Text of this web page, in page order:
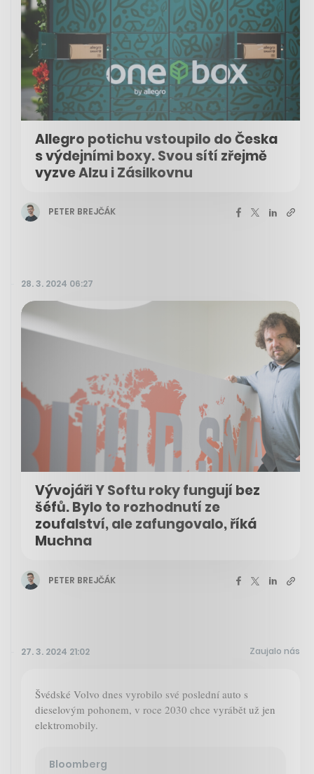
Allegro potichu vstoupilo do Česka
s výdejními boxy. Svou sítí zřejmě
vyzve Alzu i Zásilkovnu
PETER BREJČÁK
28. 3. 2024 06:27
Vývojáři Y Softu roky fungují bez
šéfů. Bylo to rozhodnutí ze
zoufalství, ale zafungovalo, říká
Muchna
PETER BREJČÁK
27. 3. 2024 21:02 Zaujalo nás
Švédské Volvo dnes vyrobilo své poslední auto s
dieselovým pohonem, v roce 2030 chce vyrábět už jen
elektromobily.
Bloomberg